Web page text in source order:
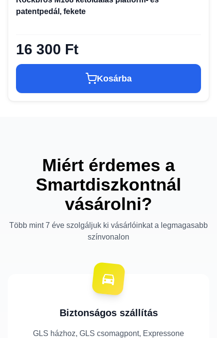
patentpedál, fekete
16 300 Ft
Kosárba
Miért érdemes a
Smartdiszkontnál
vásárolni?
Több mint 7 éve szolgáljuk ki vásárlóinkat a legmagasabb
színvonalon
Biztonságos szállítás
GLS házhoz, GLS csomagpont, Expressone